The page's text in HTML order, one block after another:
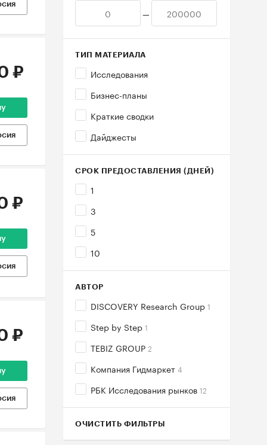
—
ТИП МАТЕРИАЛА
Исследования
Бизнес-планы
Краткие сводки
Дайджесты
СРОК ПРЕДОСТАВЛЕНИЯ (ДНЕЙ)
1
3
5
10
АВТОР
DISCOVERY Research Group 1
Step by Step 1
TEBIZ GROUP 2
Компания Гидмаркет 4
РБК Исследования рынков 12
ОЧИСТИТЬ ФИЛЬТРЫ
₽
₽
₽